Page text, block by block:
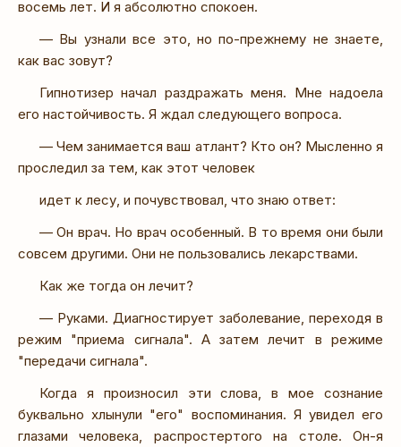
восемь лет. И я абсолютно спокоен.
— Вы узнали все это, но по-прежнему не знаете,
как вас зовут?
Гипнотизер начал раздражать меня. Мне надоела
его настойчивость. Я ждал следующего вопроса.
— Чем занимается ваш атлант? Кто он? Мысленно я
проследил за тем, как этот человек
идет к лесу, и почувствовал, что знаю ответ:
— Он врач. Но врач особенный. В то время они были
совсем другими. Они не пользовались лекарствами.
Как же тогда он лечит?
— Руками. Диагностирует заболевание, переходя в
режим "приема сигнала". А затем лечит в режиме
"передачи сигнала".
Когда я произносил эти слова, в мое сознание
буквально хлынули "его" воспоминания. Я увидел его
глазами человека, распростертого на столе. Он-я